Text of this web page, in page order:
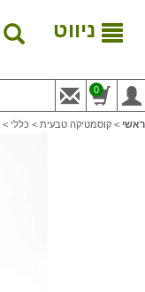
ניווט
0
ראשי > קוסמטיקה טבעית > כללי >